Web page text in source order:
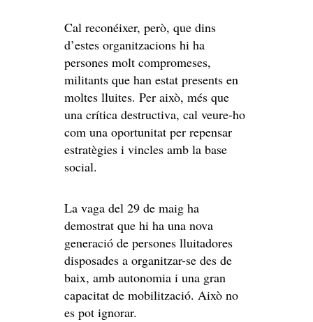
Cal reconéixer, però, que dins
d’estes organitzacions hi ha
persones molt compromeses,
militants que han estat presents en
moltes lluites. Per això, més que
una crítica destructiva, cal veure-ho
com una oportunitat per repensar
estratègies i vincles amb la base
social.
La vaga del 29 de maig ha
demostrat que hi ha una nova
generació de persones lluitadores
disposades a organitzar-se des de
baix, amb autonomia i una gran
capacitat de mobilització. Això no
es pot ignorar.